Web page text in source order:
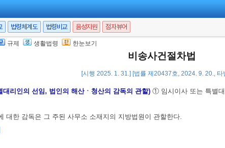
법령체계도 법령비교 음성지원 점자뷰어
규제 생활법령 한눈보기
비송사건절차법
[시행 2025. 1. 31.] [법률 제20437호, 2024. 9. 20., 타
<개정 2013. 5. 28.>
충 사건의 관할)①「민법」 제44조에 따른 사건은 법인설립자 사망 시의
내에 없을 때에는 그 사망 시의 거소지 또는 법인설립지의 지방법원이 관
대리인의 선임, 법인의 해산ㆍ청산의 감독의 관할) ① 임시이사 또는 특별
대한 감독은 그 주된 사무소 소재지의 지방법원이 관할한다.